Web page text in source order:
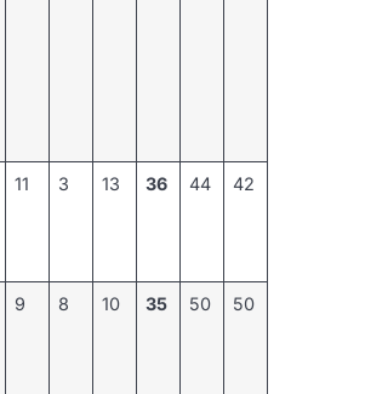
11 3 13 36 44 42
9 8 10 35 50 50